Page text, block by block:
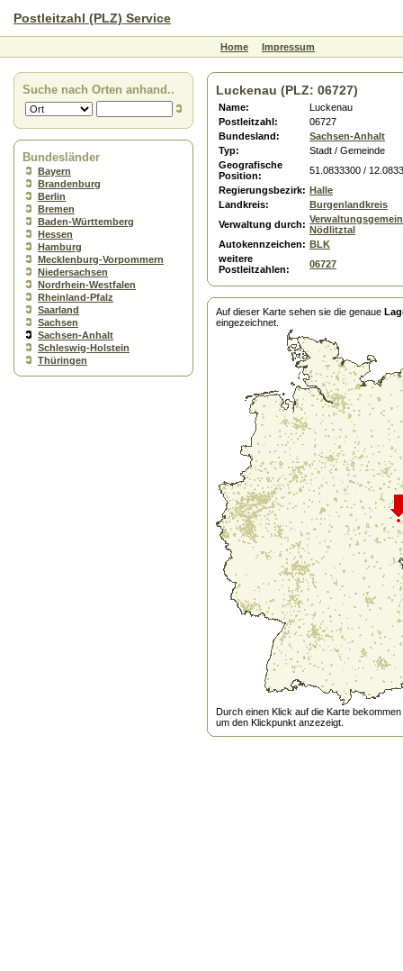
Postleitzahl (PLZ) Service
Home Impressum
Suche nach Orten anhand..
Bundesländer
Bayern
Brandenburg
Berlin
Bremen
Baden-Württemberg
Hessen
Hamburg
Mecklenburg-Vorpommern
Niedersachsen
Nordrhein-Westfalen
Rheinland-Pfalz
Saarland
Sachsen
Sachsen-Anhalt
Schleswig-Holstein
Thüringen
Luckenau (PLZ: 06727)
Name:
Luckenau
Postleitzahl:
06727
Bundesland:
Sachsen-Anhalt
Typ:
Stadt / Gemeinde
Geografische
Position:
51.0833300 /
Regierungsbezirk: Halle
Landkreis:
Burgenlandkreis
Verwaltung durch: Nödlitztal
Autokennzeichen: BLK
weitere
Postleitzahlen:
06727
Auf dieser Karte sehen sie die genaue
eingezeichnet.
Durch einen Klick auf die Karte
um den Klickpunkt anzezeigt.